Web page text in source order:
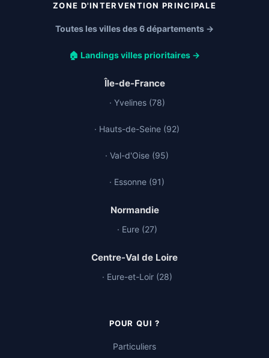
ZONE D'INTERVENTION PRINCIPALE
Toutes les villes des 6 départements →
🏠 Landings villes prioritaires →
Île-de-France
· Yvelines (78)
· Hauts-de-Seine (92)
· Val-d'Oise (95)
· Essonne (91)
Normandie
· Eure (27)
Centre-Val de Loire
· Eure-et-Loir (28)
POUR QUI ?
Particuliers